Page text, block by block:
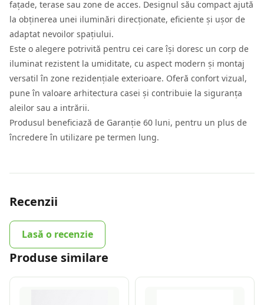
fațade, terase sau zone de acces. Designul său compact ajută
la obținerea unei iluminări direcționate, eficiente și ușor de
adaptat nevoilor spațiului.
Este o alegere potrivită pentru cei care își doresc un corp de
iluminat rezistent la umiditate, cu aspect modern și montaj
versatil în zone rezidențiale exterioare. Oferă confort vizual,
pune în valoare arhitectura casei și contribuie la siguranța
aleilor sau a intrării.
Produsul beneficiază de Garanție 60 luni, pentru un plus de
încredere în utilizare pe termen lung.
Recenzii
Lasă o recenzie
Produse similare